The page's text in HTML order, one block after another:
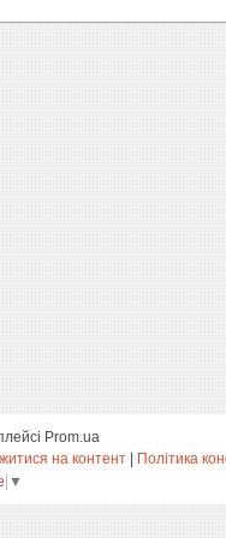
Prom.ua
на контент
Політика
▼